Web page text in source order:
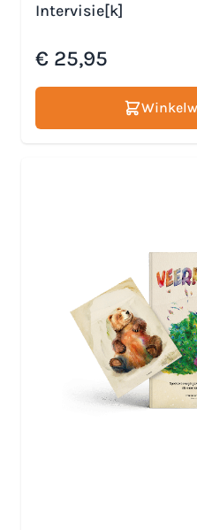
Intervisie[k]
€ 25,95